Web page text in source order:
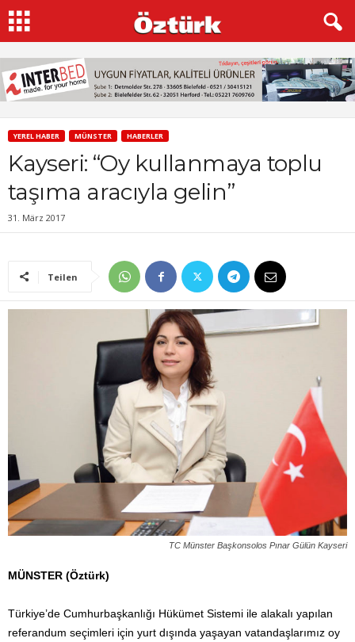
YEREL HABER MÜNSTER HABERLER
Kayseri: “Oy kullanmaya toplu
taşıma aracıyla gelin”
31. März 2017
Teilen
TC Münster Başkonsolos Pınar Gülün Kayseri
MÜNSTER (Öztürk)
Türkiye’de Cumhurbaşkanlığı Hükümet Sistemi ile alakalı yapılan
referandum seçimleri için yurt dışında yaşayan vatandaşlarımız oy